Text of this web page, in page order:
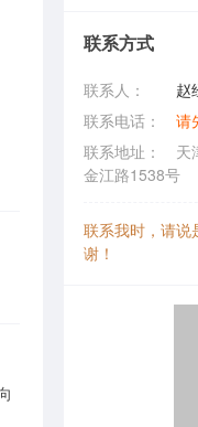
联系方式
联系人：
赵
联系电话：
请
联系地址：
天
金江路1538号
联系我时，请说
谢！